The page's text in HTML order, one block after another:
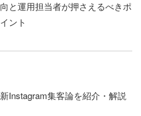
向と運用担当者が押さえるべきポ
イント
新Instagram集客論を紹介・解説